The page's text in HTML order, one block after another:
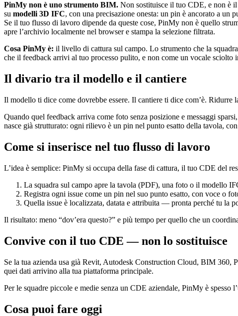
PinMy non è uno strumento BIM. Non sostituisce il tuo CDE, e non è
su modelli 3D IFC, con una precisazione onesta: un pin è ancorato a
Se il tuo flusso di lavoro dipende da queste cose, PinMy non è quello
apre l’archivio localmente nel browser e stampa la selezione filtrata.
Cosa PinMy è: il livello di cattura sul campo. Lo strumento che la
che il feedback arrivi al tuo processo pulito, e non come un vocale sciolto
Il divario tra il modello e il cantiere
Il modello ti dice come dovrebbe essere. Il cantiere ti dice com’è.
Quando quel feedback arriva come foto senza posizione e messaggi
nasce già strutturato: ogni rilievo è un pin nel punto esatto della tavola,
Come si inserisce nel tuo flusso di lavoro
L’idea è semplice: PinMy si occupa della fase di cattura, il tuo CDE del
La squadra sul campo apre la tavola (PDF), una foto o il modello
Registra ogni issue come un pin nel suo punto esatto, con voce o
Quella issue è localizzata, datata e attribuita — pronta perché tu la
Il risultato: meno “dov’era questo?” e più tempo per quello che un
Convive con il tuo CDE — non lo sostituisce
Se la tua azienda usa già Revit, Autodesk Construction Cloud, BIM 360,
quei dati arrivino alla tua piattaforma principale.
Per le squadre piccole e medie senza un CDE aziendale, PinMy è
Cosa puoi fare oggi